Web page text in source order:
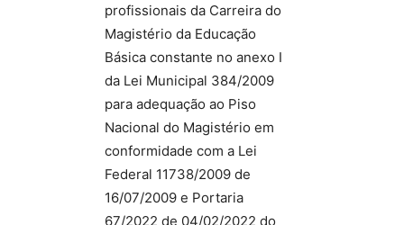
profissionais da Carreira do
Magistério da Educação
Básica constante no anexo I
da Lei Municipal 384/2009
para adequação ao Piso
Nacional do Magistério em
conformidade com a Lei
Federal 11738/2009 de
16/07/2009 e Portaria
67/2022 de 04/02/2022 do